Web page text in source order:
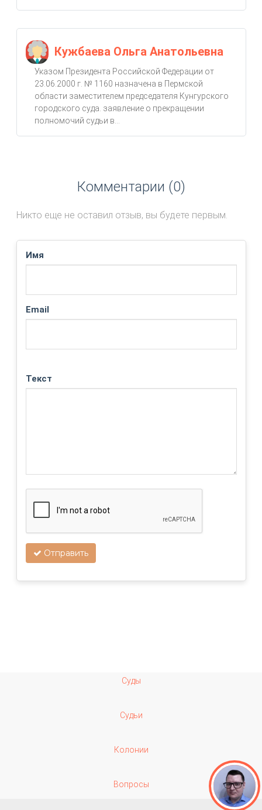
Кужбаева Ольга Анатольевна
Указом Президента Российской Федерации от
23.06.2000 г. № 1160 назначена в Пермской
области заместителем председателя Кунгурского
городского суда. заявление о прекращении
полномочий судьи в...
Комментарии (0)
Никто еще не оставил отзыв, вы будете первым.
Имя
Email
Текст
Отправить
Суды
Судьи
Колонии
Вопросы